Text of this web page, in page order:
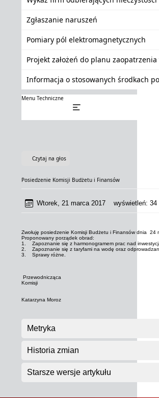
Zgłaszanie naruszeń
Pomiary pól elektromagnetycznych
Projekt założeń do planu
Informacja o stosowanych środkach
Menu Techniczne
Czytaj na głos
Posiedzenie Komisji Budżetu i Finansów
Wtorek, 21 marca 2017 wyświetleń: 34
Zwołuję posiedzenie Komisji Budżetu i Finansów dnia
Proponowany porządek obrad:
1. Zapoznanie się z harmonogramem prac nad
2. Zapoznanie się z taryfami na wodę oraz
3. Sprawy różne.
Przewodnicząca
Komisji
Katarzyna Moroz
Metryka
Historia zmian
Starsze wersje artykułu